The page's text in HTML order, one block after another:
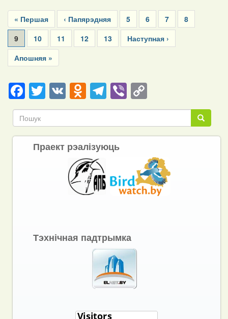
Pagination
First
page
« Першая
Previous
page
‹ Папярэдняя Page
5 Page
6 Page
7 Page
8
Current
page
9 Page
10 Page
11 Page
12 Page
13
Next
page
Наступная ›
Last
page
Апошняя »
Facebook
Twitter
VKOdnoklassniki
Telegram
ViberCopy
Link Пошук
Пошук
Праект рэалізуюць
Тэхнічная падтрымка